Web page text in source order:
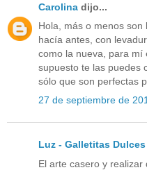
Carolina dijo...
Hola, más o menos son
hacía antes, con
como la nueva, para mí
supuesto te las puedes
sólo que son perfectas
27 de septiembre de
Luz - Galletitas Dulces
El arte casero y